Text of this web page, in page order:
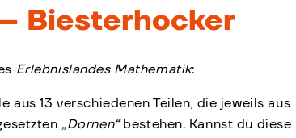
Biesterhocker
Erlebnislandes Mathematik:
aus 13 verschiedenen Teilen, die jeweils aus
„Dornen“bestehen. Kannst du diese